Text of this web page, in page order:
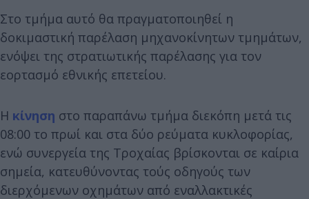
Στο τμήμα αυτό θα πραγματοποιηθεί η
δοκιμαστική παρέλαση μηχανοκίνητων τμημάτων,
ενόψει της στρατιωτικής παρέλασης για τον
εορτασμό εθνικής επετείου.
Η κίνηση στο παραπάνω τμήμα διεκόπη μετά τις
08:00 το πρωί και στα δύο ρεύματα κυκλοφορίας,
ενώ συνεργεία της Τροχαίας βρίσκονται σε καίρια
σημεία, κατευθύνοντας τούς οδηγούς των
διερχόμενων οχημάτων από εναλλακτικές